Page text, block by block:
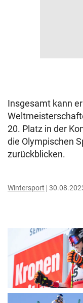
Insgesamt kann
20. Platz in der
die Olympischen
zurückblicken.
Wintersport